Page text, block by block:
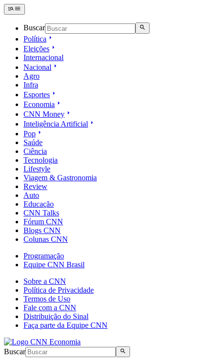
Buscar
Política
Eleições
Internacional
Nacional
Agro
Infra
Esportes
Economia
CNN Money
Inteligência Artificial
Pop
Saúde
Ciência
Tecnologia
Lifestyle
Viagem & Gastronomia
Review
Auto
Educação
CNN Talks
Fórum CNN
Blogs CNN
Colunas CNN
Programação
Equipe CNN Brasil
Sobre a CNN
Política de Privacidade
Termos de Uso
Fale com a CNN
Distribuição do Sinal
Faça parte da Equipe CNN
Buscar